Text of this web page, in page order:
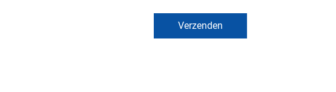
Verzenden